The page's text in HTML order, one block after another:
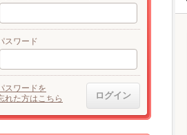
スワード
スワードを
れた方はこちら